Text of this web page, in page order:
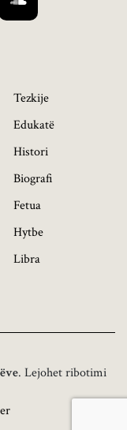
Tezkije
Edukatë
Histori
Biografi
Fetua
Hytbe
Libra
. Lejohet ribotimi